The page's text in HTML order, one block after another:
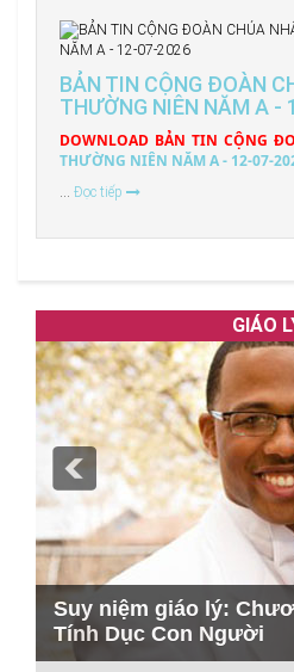
BẢN TIN CỘNG ĐOÀN
THƯỜNG NIÊN NĂM A -
DOWNLOAD BẢN TIN CỘNG
THƯỜNG NIÊN NĂM A - 12-07-
... Đọc tiếp
GIÁO
Suy niệm giáo lý:
Tính Dục Con Người